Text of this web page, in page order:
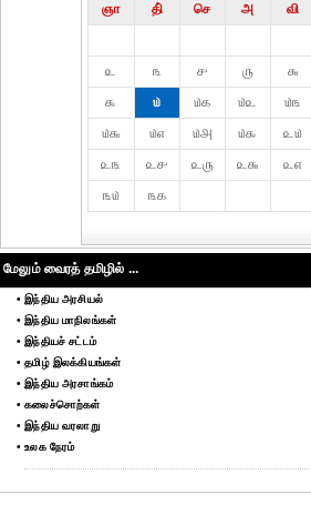
ஞா தி் செ அ வி
௨
௩ ௪ ௫ ௬
௯
௰ ௰௧ ௰௨ ௰௩
௰௬
௰௭ ௰௮ ௰௯ ௨௰
௨௩
௨௪ ௨௫ ௨௬ ௨௭
௩௰
௩௧
மேலும் வைரத் தமிழில் ...
• இந்திய அரசியல்
• இந்திய மாநிலங்கள்
• இந்தியச் சட்டம்
• தமிழ் இலக்கியங்கள்
• இந்திய அரசாங்கம்
• கலைச்சொற்கள்
• இந்திய வரலாறு
• உலக நேரம்